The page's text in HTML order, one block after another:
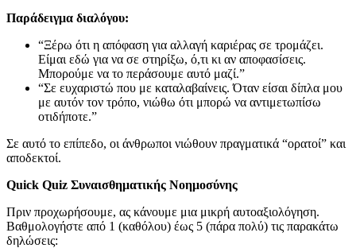
Παράδειγμα διαλόγου:
“Ξέρω ότι η απόφαση για αλλαγή καριέρας σε τρομάζει.
Είμαι εδώ για να σε στηρίξω, ό,τι κι αν αποφασίσεις.
Μπορούμε να το περάσουμε αυτό μαζί.”
“Σε ευχαριστώ που με καταλαβαίνεις. Όταν είσαι δίπλα μου
με αυτόν τον τρόπο, νιώθω ότι μπορώ να αντιμετωπίσω
οτιδήποτε.”
Σε αυτό το επίπεδο, οι άνθρωποι νιώθουν πραγματικά “ορατοί” και
αποδεκτοί.
Quick Quiz Συναισθηματικής Νοημοσύνης
Πριν προχωρήσουμε, ας κάνουμε μια μικρή αυτοαξιολόγηση.
Βαθμολογήστε από 1 (καθόλου) έως 5 (πάρα πολύ) τις παρακάτω
δηλώσεις: